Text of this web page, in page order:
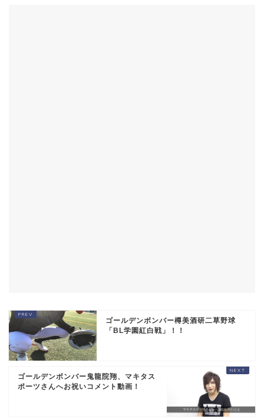
ゴールデンボンバー樽美酒研二草野球
「BL学園紅白戦」！！
ゴールデンボンバー鬼龍院翔、マキタス
ポーツさんへお祝いコメント動画！